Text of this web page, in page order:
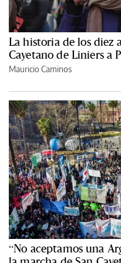
La historia de los diez
Cayetano de Liniers a
Mauricio Caminos
“No aceptamos una